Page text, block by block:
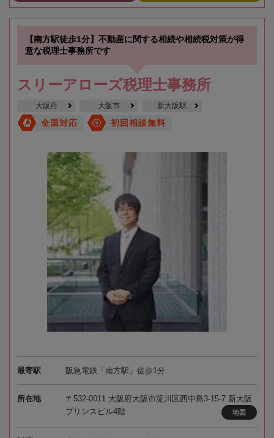
【南方駅徒歩1分】不動産に関する相続や相続税対策が得
意な税理士事務所です
スリーアローズ税理士事務所
大阪府 大阪市 新大阪駅
全国対応 初回相談無料
最寄駅 阪急電鉄「南方駅」徒歩1分
所在地
〒532-0011 大阪府大阪市淀川区西中島3-15-7 新大阪
プリンスビル4階
地図